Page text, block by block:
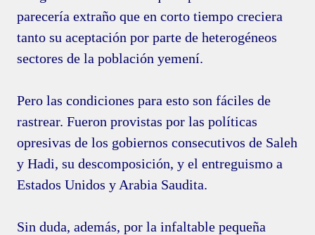
parecería extraño que en corto tiempo creciera
tanto su aceptación por parte de heterogéneos
sectores de la población yemení.
Pero las condiciones para esto son fáciles de
rastrear. Fueron provistas por las políticas
opresivas de los gobiernos consecutivos de Saleh
y Hadi, su descomposición, y el entreguismo a
Estados Unidos y Arabia Saudita.
Sin duda, además, por la infaltable pequeña